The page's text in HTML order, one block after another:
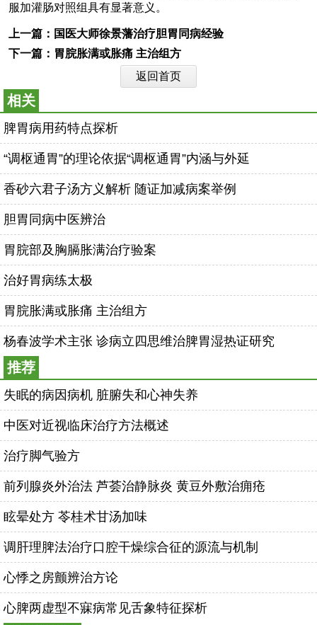
服加灌肠对照组具有显著意义。
上一篇： 国医大师徐景藩治疗胆胃同病经验
下一篇： 胃脘胀满或胀痛 主治组方
返回首页
相关
脾胃病用药特点探析
“调枢通胃”的理论依据“调枢通胃”内涵与外延
香砂六君子汤方义解析 随证加减病案举例
胆胃同病中医辨治
胃脘部及胸膈胀满治疗验案
治好胃病练太极
胃脘胀满或胀痛 主治组方
杨春波学术主张 诊病立四思维治脾胃湿热证研究
推荐
失眠的病因病机 脏腑失和心神失养
中医对近视临床治疗方法概述
治疗脚气验方
前列腺炎外治法 芦荟治静脉炎 黄豆外敷治痈疮
眩晕处方 苓桂术甘汤加味
调肝理脾法治疗口腔干燥综合征的源流与机制
心悸之房颤辨治方论
心脾两虚型不寐病常见舌象特征探析